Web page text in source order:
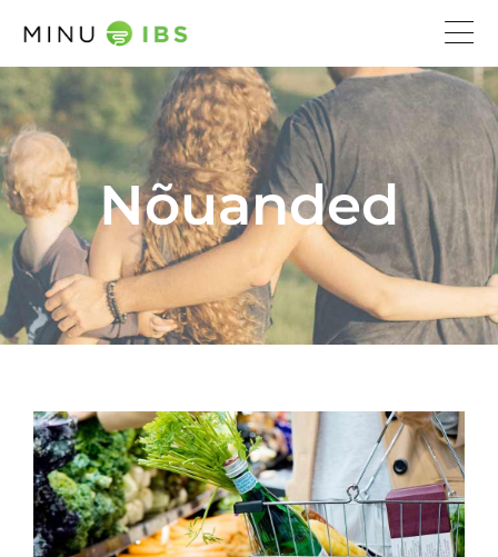
Nõuanded